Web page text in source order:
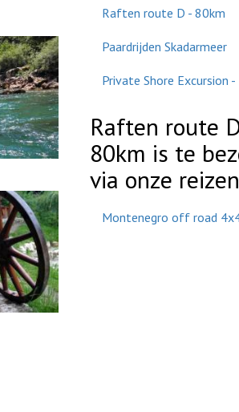
Raften route D - 80km
Paardrijden Skadarmeer
Private Shore Excursion
Raften route
80km is te
via onze reizen
Montenegro off road